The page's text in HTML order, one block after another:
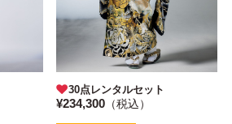
30点レンタルセット
¥234,300 （税込）